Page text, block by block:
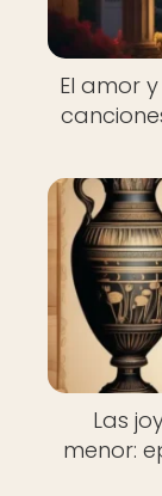
El amor
Las
menor: